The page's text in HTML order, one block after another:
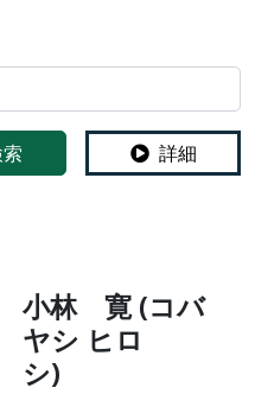
詳細
小林 寛 (コバ
ヤシ ヒロ
シ)